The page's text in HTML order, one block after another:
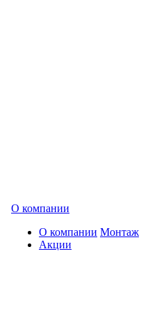
О компании
О компании
Акции
Монтаж